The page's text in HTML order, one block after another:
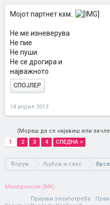
Мојот партнет кхм..
Не ме изневерува
Не пие
Не пуши
Не се дрогира и
најважното
СПОЈЛЕР
18 април 2013
(Мораш да се најавиш или
1
2 3 4 СЛЕДНА >
Форум Љубов и секс
Македонски (MK)
Пријави злоупотреба